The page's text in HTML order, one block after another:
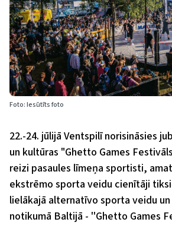
Foto: Iesūtīts foto
22.-24. jūlijā Ventspilī norisināsies
un kultūras "Ghetto Games
reizi pasaules līmeņa sportisti,
ekstrēmo sporta veidu cienītāji
lielākajā alternatīvo sporta veidu
notikumā Baltijā - ''Ghetto Games